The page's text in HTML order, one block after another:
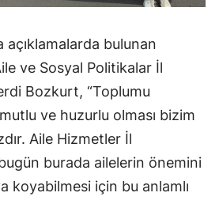
açıklamalarda bulunan
ve Sosyal Politikalar İl
Bozkurt, “Toplumu
ve huzurlu olması bizim
Aile Hizmetler İl
burada ailelerin önemini
koyabilmesi için bu anlamlı